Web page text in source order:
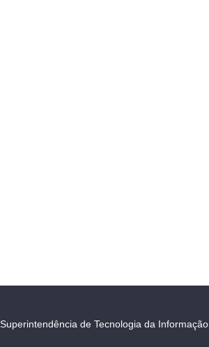
Superintendência de Tecnologia da Informação